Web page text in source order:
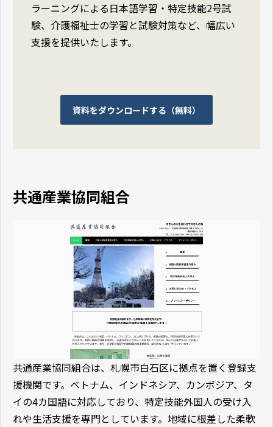
ラーニングによる日本語学習・特定技能2号試
験、介護福祉士の学習と試験対策など、幅広い
支援を提供いたします。
資料をダウンロードする（無料）
共通産業協同組合
共通産業協同組合は、札幌市白石区に拠点を置く登録支
援機関です。ベトナム、インドネシア、カンボジア、タ
イの4カ国語に対応しており、特定技能外国人の受け入
れや生活支援を専門としています。地域に根差した柔軟